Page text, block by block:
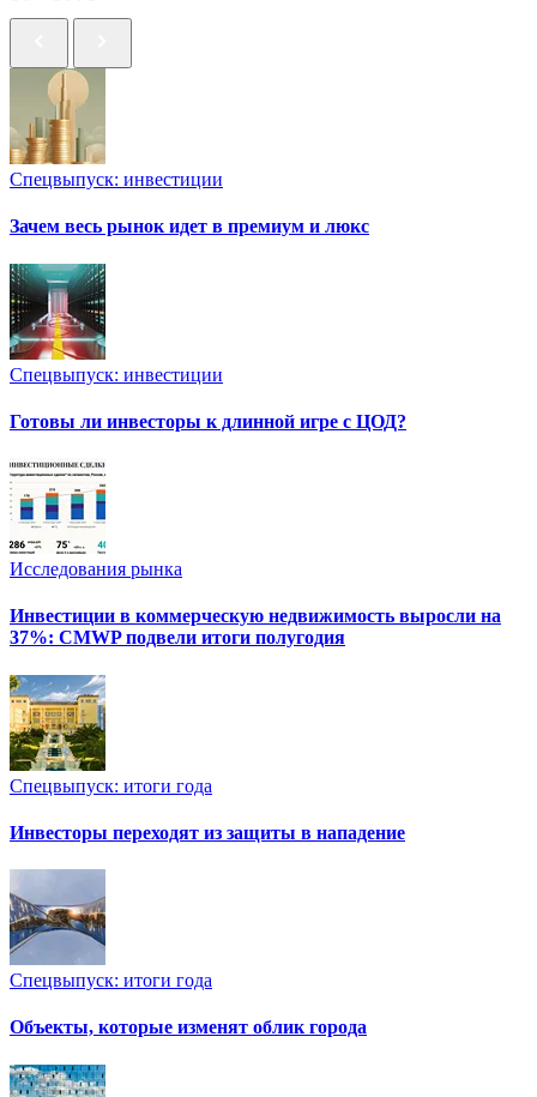
Спецвыпуск: инвестиции
Зачем весь рынок идет в премиум и люкс
Спецвыпуск: инвестиции
Готовы ли инвесторы к длинной игре с ЦОД?
Исследования рынка
Инвестиции в коммерческую недвижимость выросли на
37%: CMWP подвели итоги полугодия
Спецвыпуск: итоги года
Инвесторы переходят из защиты в нападение
Спецвыпуск: итоги года
Объекты, которые изменят облик города